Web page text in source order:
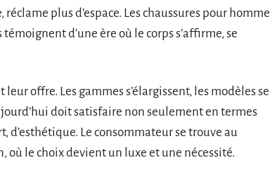
plus d’espace. Les chaussures pour homme
d’une ère où le corps s’affirme, se
offre. Les gammes s’élargissent, les modèles se
doit satisfaire non seulement en termes
d’esthétique. Le consommateur se trouve au
où le choix devient un luxe et une nécessité.